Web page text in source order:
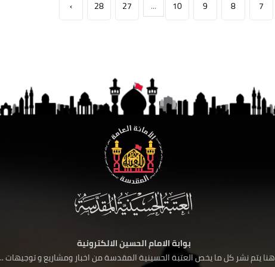
7
8
9
10
...
27
28
›
بوابة الامام الحسين الالكترونية
هنا يتم نشر كل ما يخص العتبة الحسينية المقدسة من اخبار ومشاريع و توجيهات